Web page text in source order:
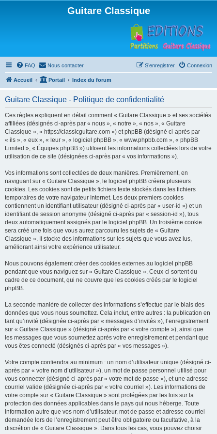
Guitare Classique
FAQ Nous contacter Connexion
S’enregistrer
Accueil Portail Index du forum
Guitare Classique - Politique de confidentialité
Ces règles expliquent en détail comment « Guitare Classique » et ses sociétés
affiliées (désignés ci-après par « nous », « notre », « nos », « Guitare
Classique », « https://classicguitare.com ») et phpBB (désigné ci-après par
« ils », « eux », « leur », « logiciel phpBB », « www.phpbb.com », « phpBB
Limited », « Équipes phpBB ») utilisent les informations collectées lors de votre
utilisation de ce site (désignées ci-après par « vos informations »).
Vos informations sont collectées de deux manières. Premièrement, en
naviguant sur « Guitare Classique », le logiciel phpBB créera plusieurs
cookies. Les cookies sont de petits fichiers texte stockés dans les fichiers
temporaires de votre navigateur Internet. Les deux premiers cookies
contiennent un identifiant utilisateur (désigné ci-après par « user-id ») et un
identifiant de session anonyme (désigné ci-après par « session-id »), tous
deux automatiquement assignés par le logiciel phpBB. Un troisième cookie
sera créé une fois que vous aurez parcouru les sujets de « Guitare
Classique ». Il stocke des informations sur les sujets que vous avez lus,
améliorant ainsi votre expérience utilisateur.
Nous pouvons également créer des cookies externes au logiciel phpBB
pendant que vous naviguez sur « Guitare Classique ». Ceux-ci sortent du
cadre de ce document, qui ne couvre que les cookies créés par le logiciel
phpBB.
La seconde manière de collecter des informations s’effectue par le biais des
données que vous nous soumettez. Cela inclut, entre autres : la publication en
tant qu’invité (désignée ci-après par « messages d’invités »), l’enregistrement
sur « Guitare Classique » (désigné ci-après par « votre compte »), ainsi que
les messages que vous soumettez après votre enregistrement et pendant que
vous êtes connecté (désignés ci-après par « vos messages »).
Votre compte contiendra au minimum : un nom d’utilisateur unique (désigné ci-
après par « votre nom d’utilisateur »), un mot de passe personnel utilisé pour
vous connecter (désigné ci-après par « votre mot de passe »), et une adresse
courriel valide (désignée ci-après par « votre courriel »). Les informations de
votre compte sur « Guitare Classique » sont protégées par les lois sur la
protection des données applicables dans le pays qui nous héberge. Toute
information autre que vos nom d’utilisateur, mot de passe et adresse courriel
demandée lors de l’enregistrement peut être obligatoire ou facultative, à la
discrétion de « Guitare Classique ». Dans tous les cas, vous pouvez choisir